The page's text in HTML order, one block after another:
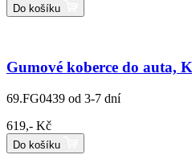
Do košíku
Gumové koberce do auta,
69.FG0439 od 3-7 dní
619,- Kč
Do košíku